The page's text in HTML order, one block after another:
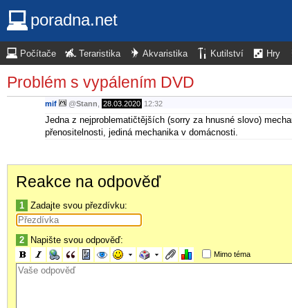
poradna.net
Počítače Teraristika Akvaristika Kutilství Hry
Problém s vypálením DVD
mif @Stann 28.03.2020 12:32
Jedna z nejproblematičtějších (sorry za hnusné slovo)
přenositelnosti, jediná mechanika v domácnosti.
Reakce na odpověď
1 Zadajte svou přezdívku:
2 Napište svou odpověď:
Mimo téma